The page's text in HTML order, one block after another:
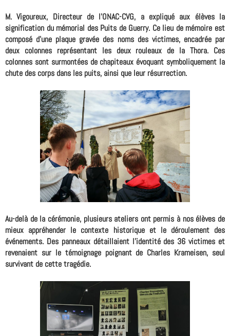
M. Vigoureux, Directeur de l'ONAC-CVG, a expliqué aux élèves la
signification du mémorial des Puits de Guerry. Ce lieu de mémoire est
composé d'une plaque gravée des noms des victimes, encadrée par
deux colonnes représentant les deux rouleaux de la Thora. Ces
colonnes sont surmontées de chapiteaux évoquant symboliquement la
chute des corps dans les puits, ainsi que leur résurrection.
Au-delà de la cérémonie, plusieurs ateliers ont permis à nos élèves de
mieux appréhender le contexte historique et le déroulement des
événements. Des panneaux détaillaient l'identité des 36 victimes et
revenaient sur le témoignage poignant de Charles Krameisen, seul
survivant de cette tragédie.